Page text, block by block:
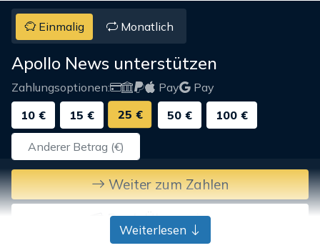
Einmalig Monatlich
Apollo News unterstützen
Zahlungsoptionen: Pay
Pay
10 €
15 € 25 € 50 € 100 €
Weiter zum Zahlen
Bank-Überweisung
Weiterlesen